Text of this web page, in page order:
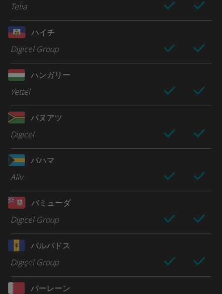
Telia
ハイチ
Digicel Group
ハンガリー
Yettel
バヌアツ
Digicel
バハマ
Aliv
バミューダ
Digicel Group
バルバドス
Digicel Group
バーレーン